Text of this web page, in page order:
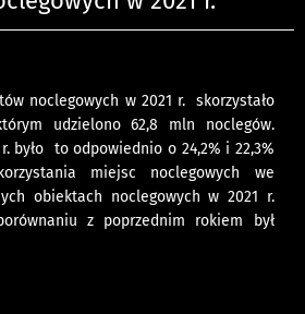
noclegowych w 2021 r. skorzystało
udzielono 62,8 mln noclegów.
było to odpowiednio o 24,2% i 22,3%
miejsc noclegowych we
obiektach noclegowych w 2021 r.
z poprzednim rokiem był